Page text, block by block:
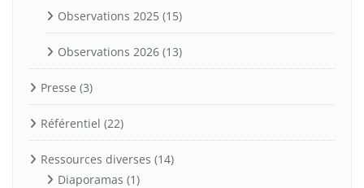
Observations 2025 (15)
Observations 2026 (13)
Presse (3)
Référentiel (22)
Ressources diverses (14)
Diaporamas (1)